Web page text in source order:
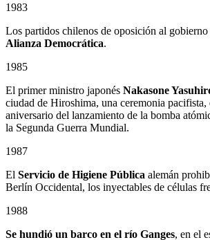
1983
Los partidos chilenos de oposición al
Alianza Democrática.
1985
El primer ministro japonés Nakasone
ciudad de Hiroshima, una ceremonia pacifista,
aniversario del lanzamiento de la bomba
la Segunda Guerra Mundial.
1987
El Servicio de Higiene Pública alemán
Berlín Occidental, los inyectables de células
1988
Se hundió un barco en el río Ganges, en el